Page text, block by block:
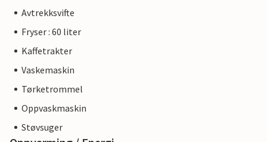
Avtrekksvifte
Fryser : 60 liter
Kaffetrakter
Vaskemaskin
Tørketrommel
Oppvaskmaskin
Støvsuger